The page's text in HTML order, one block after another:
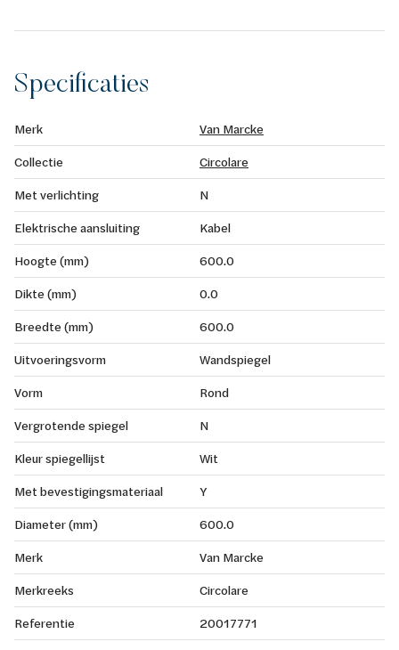
Specificaties
Merk
Van Marcke
Collectie
Circolare
Met verlichting
N
Elektrische aansluiting
Kabel
Hoogte (mm)
600.0
Dikte (mm)
0.0
Breedte (mm)
600.0
Uitvoeringsvorm
Wandspiegel
Vorm
Rond
Vergrotende spiegel
N
Kleur spiegellijst
Wit
Met bevestigingsmateriaal
Y
Diameter (mm)
600.0
Merk
Van Marcke
Merkreeks
Circolare
Referentie
20017771